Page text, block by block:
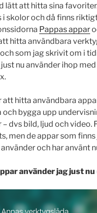
lätt att hitta sina
i skolor och då finns
Pappas appar
hitta användbara
som jag skrivit om i
nu använder ihop
att hitta användbara
och bygga upp
– dvs bild, ljud och video.
men de appar som
och har använt
använder jag just nu